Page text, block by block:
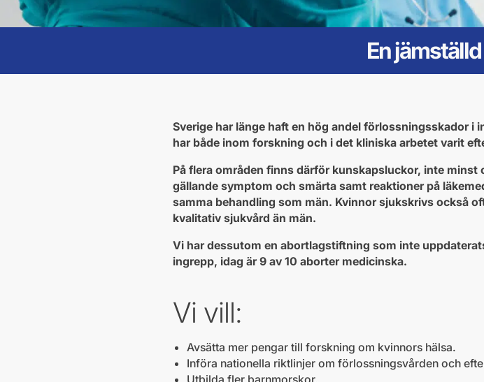
En
Sverige har länge haft en hög andel förlossningsskador
har både inom forskning och i det kliniska arbetet varit
På flera områden finns därför kunskapsluckor, inte
gällande symptom och smärta samt reaktioner på
samma behandling som män. Kvinnor sjukskrivs också
kvalitativ sjukvård än män.
Vi har dessutom en abortlagstiftning som inte
ingrepp, idag är 9 av 10 aborter medicinska.
Vi vill:
Avsätta mer pengar till forskning om kvinnors hälsa.
Införa nationella riktlinjer om förlossningsvården och
Utbilda fler barnmorskor.